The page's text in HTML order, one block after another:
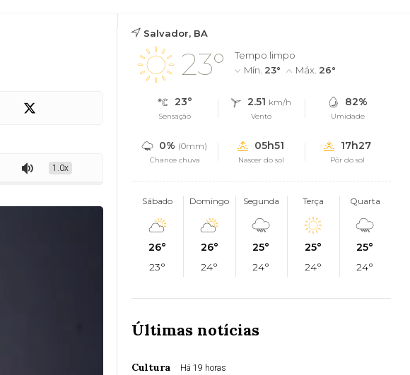
1.0x
Salvador, BA
23°
Tempo limpo
Mín. 23° Máx. 26°
23°
Sensação
2.51 km/h
Vento
82%
Umidade
0% (0mm)
Chance chuva
05h51
Nascer do sol
17h27
Pôr do sol
Sábado
26°
23°
Domingo
26°
24°
Segunda
25°
24°
Terça
25°
24°
Quarta
25°
24°
Últimas notícias
Cultura Há 19 horas